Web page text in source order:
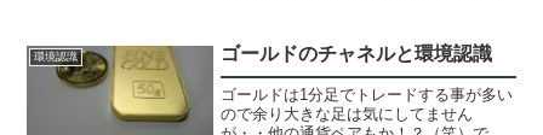
います。ドル円環境認識 レジサポ転換
中週足先週は十字で...
環境認識 ゴールドのチャネルと環境認識
ゴールドは1分足でトレードする事が多い
ので余り大きな足は気にしてません